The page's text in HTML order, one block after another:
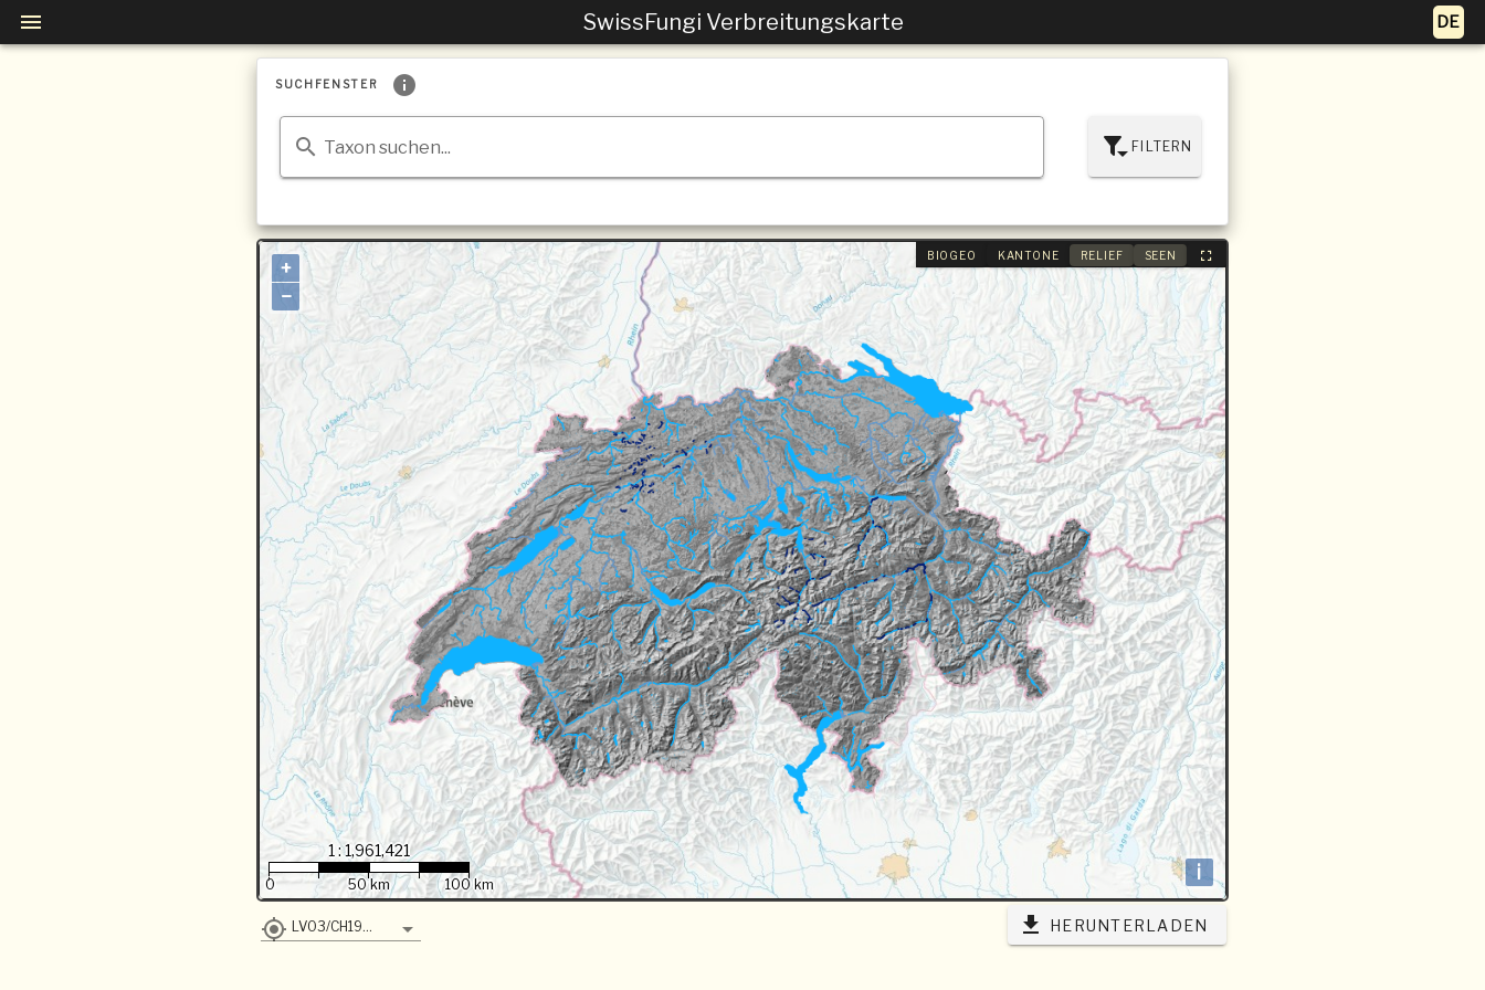
SwissFungi Verbreitungskarte
SUCHFENSTER
Taxon suchen... FILTERN
BIOGEO KANTONE RELIEF SEEN
+
−
i
1 : 1,961,421
0 50 km 100 km
LV03/CH1903 HERUNTERLADEN